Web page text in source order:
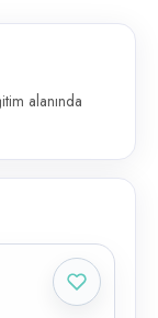
alanında